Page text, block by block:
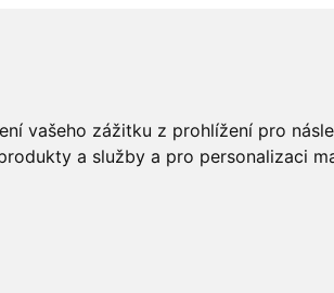
vašeho zážitku z prohlížení pro
a služby a pro personalizaci